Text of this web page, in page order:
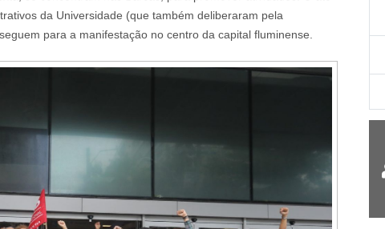
da Universidade (que também deliberaram pela
para a manifestação no centro da capital fluminense.